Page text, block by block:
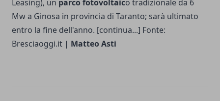
Leasing), un parco fotovoltaico tradizionale da 6
Mw a Ginosa in provincia di Taranto; sarà ultimato
entro la fine dell'anno. [continua...] Fonte:
Bresciaoggi.it | Matteo Asti